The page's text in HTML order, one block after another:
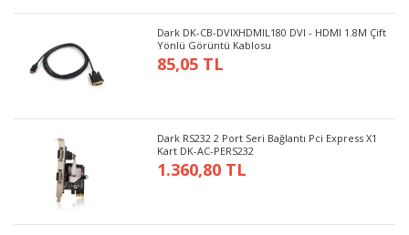
Dark DK-CB-DVIXHDMIL180 DVI - HDMI 1.8M Çift
Yönlü Görüntü Kablosu
85,05 TL
Dark RS232 2 Port Seri Bağlantı Pci Express X1
Kart DK-AC-PERS232
1.360,80 TL